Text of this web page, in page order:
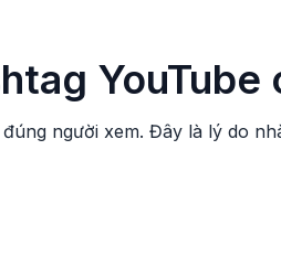
YouTube
người xem. Đây là lý do